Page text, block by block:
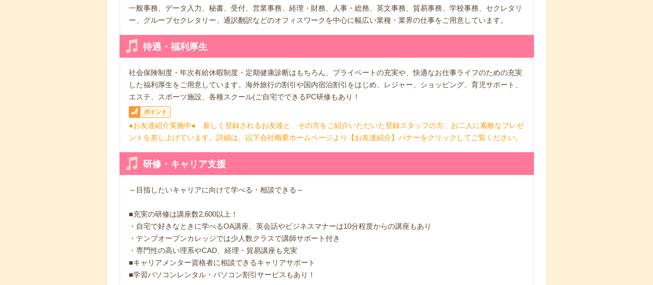
一般事務、データ入力、秘書、受付、営業事務、経理・財務、人事・総務、英文事務、貿易事務、学校事務、セクレタリ
ー、グループセクレタリー、通訳翻訳などのオフィスワークを中心に幅広い業種・業界の仕事をご用意しています。
待遇・福利厚生
社会保険制度・年次有給休暇制度・定期健康診断はもちろん、プライベートの充実や、快適なお仕事ライフのための充実
した福利厚生をご用意しています。海外旅行の割引や国内宿泊割引をはじめ、レジャー、ショッピング、育児サポート、
エステ、スポーツ施設、各種スクール(ご自宅でできるPC研修もあり！
ポイント
●お友達紹介実施中● 新しく登録されるお友達と、その方をご紹介いただいた登録スタッフの方、お二人に素敵なプレゼ
ントを差し上げています。詳細は、以下会社概要ホームページより【お友達紹介】バナーをクリックしてご覧ください。
研修・キャリア支援
～目指したいキャリアに向けて学べる・相談できる～
■充実の研修は講座数2,600以上！
・自宅で好きなときに学べるOA講座、英会話やビジネスマナーは10分程度からの講座もあり
・テンプオープンカレッジでは少人数クラスで講師サポート付き
・専門性の高い理系やCAD、経理・貿易講座も充実
■キャリアメンター資格者に相談できるキャリアサポート
■学習パソコンレンタル・パソコン割引サービスもあり！